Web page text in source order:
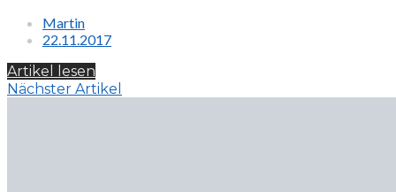
Martin
22.11.2017
Artikel lesen
Nächster Artikel